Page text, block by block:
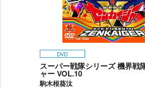
DVD
スーパー戦隊シリーズ 機界戦
ャー VOL.10
駒木根葵汰